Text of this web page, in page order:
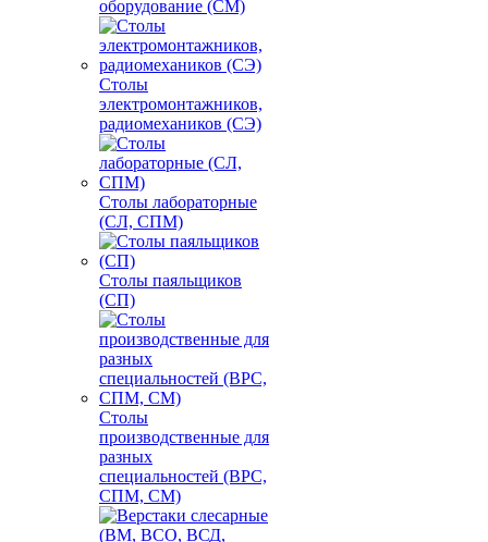
оборудование (СМ)
Столы
электромонтажников,
радиомехаников (СЭ)
Столы лабораторные
(СЛ, СПМ)
Столы паяльщиков
(СП)
Столы
производственные для
разных
специальностей (ВРС,
СПМ, СМ)